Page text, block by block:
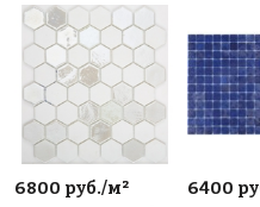
6800 руб./м²
6400